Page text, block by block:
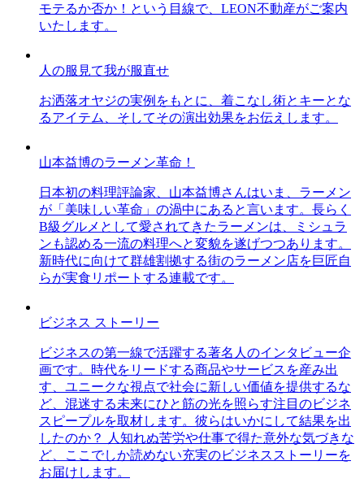
モテるか否か！という目線で、LEON不動産がご案内
いたします。
人の服見て我が服直せ
お洒落オヤジの実例をもとに、着こなし術とキーとな
るアイテム、そしてその演出効果をお伝えします。
山本益博のラーメン革命！
日本初の料理評論家、山本益博さんはいま、ラーメン
が「美味しい革命」の渦中にあると言います。長らく
B級グルメとして愛されてきたラーメンは、ミシュラ
ンも認める一流の料理へと変貌を遂げつつあります。
新時代に向けて群雄割拠する街のラーメン店を巨匠自
らが実食リポートする連載です。
ビジネス ストーリー
ビジネスの第一線で活躍する著名人のインタビュー企
画です。時代をリードする商品やサービスを産み出
す、ユニークな視点で社会に新しい価値を提供するな
ど、混迷する未来にひと筋の光を照らす注目のビジネ
スピープルを取材します。彼らはいかにして結果を出
したのか？ 人知れぬ苦労や仕事で得た意外な気づきな
ど、ここでしか読めない充実のビジネスストーリーを
お届けします。